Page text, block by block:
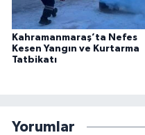
Kahramanmaraş’ta Nefes
Kesen Yangın ve Kurtarma
Tatbikatı
Yorumlar